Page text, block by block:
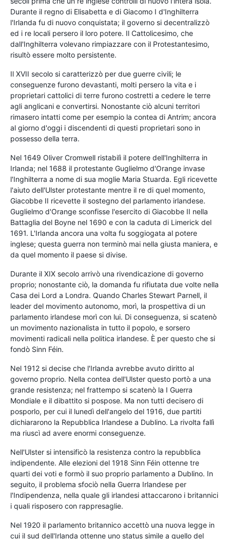
Durante il regno di Elisabetta e di Giacomo I d'Inghilterra
l'Irlanda fu di nuovo conquistata; il governo si decentralizzò
ed i re locali persero il loro potere. Il Cattolicesimo, che
dall'Inghilterra volevano rimpiazzare con il Protestantesimo,
risultò essere molto persistente.
Il XVII secolo si caratterizzò per due guerre civili; le
conseguenze furono devastanti, molti persero la vita e i
proprietari cattolici di terre furono costretti a cedere le terre
agli anglicani e convertirsi. Nonostante ciò alcuni territori
rimasero intatti come per esempio la contea di Antrim; ancora
al giorno d'oggi i discendenti di questi proprietari sono in
possesso della terra.
Nel 1649 Oliver Cromwell ristabilì il potere dell'Inghilterra in
Irlanda; nel 1688 il protestante Guglielmo d'Orange invase
l'Inghilterra a nome di sua moglie Maria Stuarda. Egli ricevette
l'aiuto dell'Ulster protestante mentre il re di quel momento,
Giacobbe II ricevette il sostegno del parlamento irlandese.
Guglielmo d'Orange sconfisse l'esercito di Giacobbe II nella
Battaglia del Boyne nel 1690 e con la caduta di Limerick del
1691. L'Irlanda ancora una volta fu soggiogata al potere
inglese; questa guerra non terminò mai nella giusta maniera, e
da quel momento il paese si divise.
Durante il XIX secolo arrivò una rivendicazione di governo
proprio; nonostante ciò, la domanda fu rifiutata due volte nella
Casa dei Lord a Londra. Quando Charles Stewart Parnell, il
leader del movimento autonomo, morì, la prospettiva di un
parlamento irlandese morì con lui. Di conseguenza, si scatenò
un movimento nazionalista in tutto il popolo, e sorsero
movimenti radicali nella politica irlandese. È per questo che si
fondò Sinn Féin.
Nel 1912 si decise che l'Irlanda avrebbe avuto diritto al
governo proprio. Nella contea dell'Ulster questo portò a una
grande resistenza; nel frattempo si scatenò la I Guerra
Mondiale e il dibattito si pospose. Ma non tutti decisero di
posporlo, per cui il lunedì dell'angelo del 1916, due partiti
dichiararono la Repubblica Irlandese a Dublino. La rivolta fallì
ma riuscì ad avere enormi conseguenze.
Nell'Ulster si intensificò la resistenza contro la repubblica
indipendente. Alle elezioni del 1918 Sinn Féin ottenne tre
quarti dei voti e formò il suo proprio parlamento a Dublino. In
seguito, il problema sfociò nella Guerra Irlandese per
l'Indipendenza, nella quale gli irlandesi attaccarono i britannici
i quali risposero con rappresaglie.
Nel 1920 il parlamento britannico accettò una nuova legge in
cui il sud dell'Irlanda ottenne uno status simile a quello del